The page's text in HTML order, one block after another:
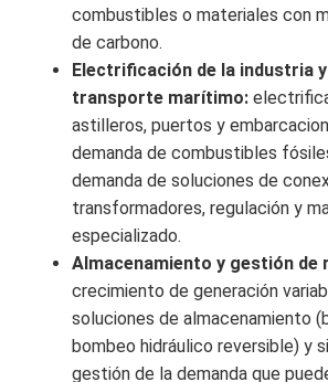
combustibles o materiales con
de carbono.
Electrificación de la industria y
transporte marítimo:
astilleros, puertos y
demanda de combustibles
demanda de soluciones de
transformadores, regulación y
especializado.
Almacenamiento y gestión de
crecimiento de generación
soluciones de almacenamiento
bombeo hidráulico reversible) y
gestión de la demanda que